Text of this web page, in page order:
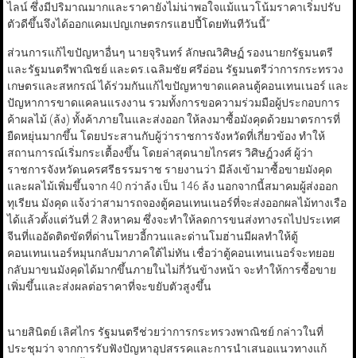
ไลน์ ซึ่งมีปริมาณมากและราคายังไม่น่าพอใจแม้แนวโน้มราคาเริ่มปรับ
ตัวดีขึ้นจึงได้ออกแคมเปญเกษตรกรแฮปปี้โดยทันทีวันนี้”
ส่วนการแก้ไขปัญหาอื่นๆ นายจุรินทร์ ลักษณวิศิษฏ์ รองนายกรัฐมนตรี
และรัฐมนตรีพาณิชย์ และดร.เฉลิมชัย ศรีอ่อน รัฐมนตรีว่าการกระทรวง
เกษตรและสหกรณ์ ได้ร่วมกันแก้ไขปัญหาขาดแคลนตู้คอนเทนเนอร์ และ
ปัญหาการขาดแคลนแรงงาน รวมทั้งการขอความร่วมมือผู้ประกอบการ
ค้าผลไม้ (ล้ง) ทั้งค้าภายในและส่งออก ให้ลงมาซื้อมังคุดด้วยมาตรการที่
ยืดหยุ่นมากขึ้น โดยประสานกับผู้ว่าราชการจังหวัดที่เกี่ยวข้อง ทำให้
สถานการณ์เริ่มกระเตื้องขึ้น โดยล่าสุดนายไกรศร วิศิษฎ์วงศ์ ผู้ว่า
ราชการจังหวัดนครศรีธรรมราช รายงานว่า มีล้งเข้ามาซื้อขายมังคุด
และผลไม้เพิ่มขึ้นจาก 40 กว่าล้ง เป็น 146 ล้ง นอกจากนี้สมาคมผู้ส่งออก
ทุเรียน มังคุด แจ้งว่าสามารถจองตู้คอนเทนเนอร์ที่จะส่งออกผลไม้ทางเรือ
ได้แล้วตั้งแต่วันที่ 2 สิงหาคม ซึ่งจะทำให้ลดการขนส่งทางรถไปประเทศ
จีนที่แออัดติดขัดที่ด่านโหยวอี้กวนและด่านโมฮ่านมีผลทำให้ตู้
คอนเทนเนอร์หมุนกลับมาภาคใต้ไม่ทัน เชื่อว่าตู้คอนเทนเนอร์จะทยอย
กลับมาขนมังคุดได้มากขึ้นภายในไม่กี่วันข้างหน้า จะทำให้การซื้อขาย
เพิ่มขึ้นและส่งผลต่อราคาที่จะขยับตัวสูงขึ้น
นายสินิตย์ เลิศไกร รัฐมนตรีช่วยว่าการกระทรวงพาณิชย์ กล่าวในที่
ประชุมว่า จากการรับฟังปัญหาอุปสรรคและการนำเสนอแนวทางแก้